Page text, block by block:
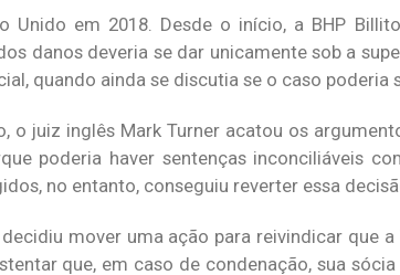
Unido em 2018. Desde o início, a BHP
danos deveria se dar unicamente sob a
quando ainda se discutia se o caso poderia
o juiz inglês Mark Turner acatou os
poderia haver sentenças inconciliáveis
no entanto, conseguiu reverter essa
mover uma ação para reivindicar que
que, em caso de condenação, sua